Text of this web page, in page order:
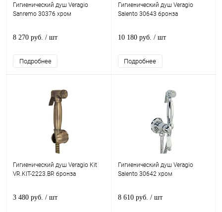
Гигиенический душ Veragio
Sanremo 30376 хром
8 270 руб. / шт
Подробнее
Гигиенический душ Veragio
Salento 30643 бронза
10 180 руб. / шт
Подробнее
Гигиенический душ Veragio Kit
VR.KIT-2223.BR бронза
3 480 руб. / шт
Гигиенический душ Veragio
Salento 30642 хром
8 610 руб. / шт